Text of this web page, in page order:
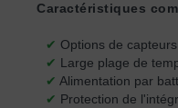
Caractéristiques
✔ Options de
✔ Large plage de
✔ Alimentation par
✔ Protection de